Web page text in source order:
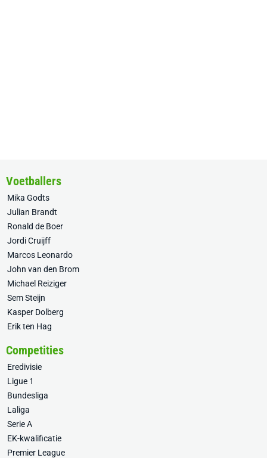
Voetballers
Mika Godts
Julian Brandt
Ronald de Boer
Jordi Cruijff
Marcos Leonardo
John van den Brom
Michael Reiziger
Sem Steijn
Kasper Dolberg
Erik ten Hag
Competities
Eredivisie
Ligue 1
Bundesliga
Laliga
Serie A
EK-kwalificatie
Premier League